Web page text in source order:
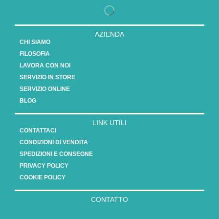
AZIENDA
CHI SIAMO
FILOSOFIA
LAVORA CON NOI
SERVIZIO IN STORE
SERVIZIO ONLINE
BLOG
LINK UTILI
CONTATTACI
CONDIZIONI DI VENDITA
SPEDIZIONI E CONSEGNE
PRIVACY POLICY
COOKIE POLICY
CONTATTO